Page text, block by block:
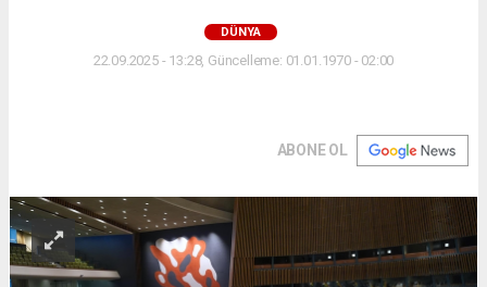
DÜNYA
22.09.2025 - 13:28, Güncelleme: 01.01.1970 - 02:00
ABONE OL